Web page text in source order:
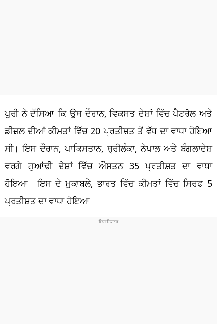
ਪੁਰੀ ਨੇ ਦੱਸਿਆ ਕਿ ਉਸ ਦੌਰਾਨ, ਵਿਕਸਤ ਦੇਸ਼ਾਂ ਵਿੱਚ ਪੈਟਰੋਲ ਅਤੇ
ਡੀਜ਼ਲ ਦੀਆਂ ਕੀਮਤਾਂ ਵਿੱਚ 20 ਪ੍ਰਤੀਸ਼ਤ ਤੋਂ ਵੱਧ ਦਾ ਵਾਧਾ ਹੋਇਆ
ਸੀ। ਇਸ ਦੌਰਾਨ, ਪਾਕਿਸਤਾਨ, ਸ਼੍ਰੀਲੰਕਾ, ਨੇਪਾਲ ਅਤੇ ਬੰਗਲਾਦੇਸ਼
ਵਰਗੇ ਗੁਆਂਢੀ ਦੇਸ਼ਾਂ ਵਿੱਚ ਔਸਤਨ 35 ਪ੍ਰਤੀਸ਼ਤ ਦਾ ਵਾਧਾ
ਹੋਇਆ। ਇਸ ਦੇ ਮੁਕਾਬਲੇ, ਭਾਰਤ ਵਿੱਚ ਕੀਮਤਾਂ ਵਿੱਚ ਸਿਰਫ 5
ਪ੍ਰਤੀਸ਼ਤ ਦਾ ਵਾਧਾ ਹੋਇਆ।